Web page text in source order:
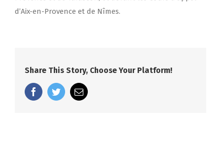
d’Aix-en-Provence et de Nîmes.
Share This Story, Choose Your Platform!
facebooktwitterEmail